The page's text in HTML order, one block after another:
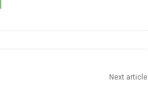
Next article